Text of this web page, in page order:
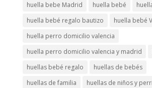
huella bebe Madrid
huella bebé
huella bebé regalo bautizo
huella bebé
huella perro domicilio valencia
huella perro domicilio valencia y madrid
huellas bebé regalo
huellas de bebés
huellas de familia
huellas de niños y